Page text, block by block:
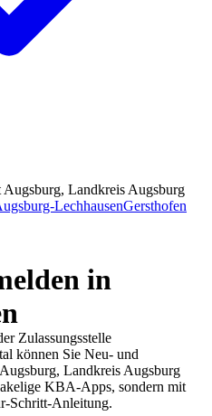
Augsburg, Landkreis Augsburg
LechhausenGersthofen
in
Zulassungsstelle
können Sie Neu- und
Landkreis Augsburg
KBA-Apps, sondern mit
Schritt-Anleitung.